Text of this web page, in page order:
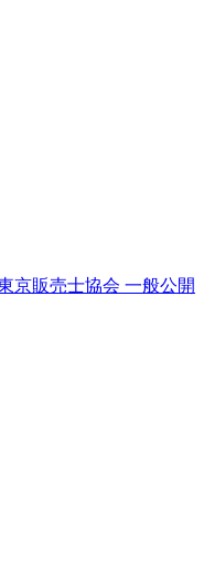
京販売士協会 一般公開